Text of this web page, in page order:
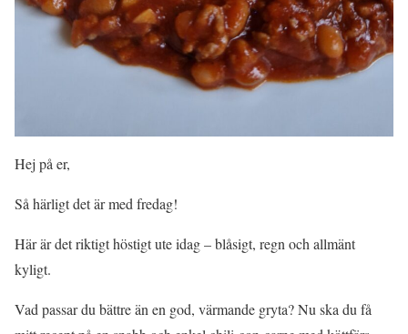
Hej på er,
Så härligt det är med fredag!
Här är det riktigt höstigt ute idag – blåsigt, regn och allmänt
kyligt.
Vad passar du bättre än en god, värmande gryta? Nu ska du få